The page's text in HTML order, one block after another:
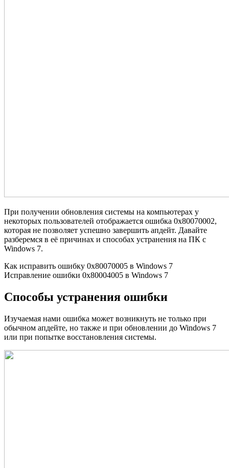
При получении обновления системы на компьютерах у
некоторых пользователей отображается ошибка 0x80070002,
которая не позволяет успешно завершить апдейт. Давайте
разберемся в её причинах и способах устранения на ПК с
Windows 7.
Как исправить ошибку 0x80070005 в Windows 7
Исправление ошибки 0x80004005 в Windows 7
Способы устранения ошибки
Изучаемая нами ошибка может возникнуть не только при
обычном апдейте, но также и при обновлении до Windows 7
или при попытке восстановления системы.